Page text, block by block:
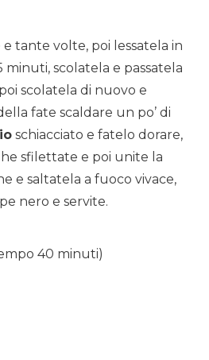
tante volte, poi lessatela in
scolatela e passatela
scolatela di nuovo e
fate scaldare un po’ di
schiacciato e fatelo dorare,
sfilettate e poi unite la
e saltatela a fuoco vivace,
nero e servite.
40 minuti)